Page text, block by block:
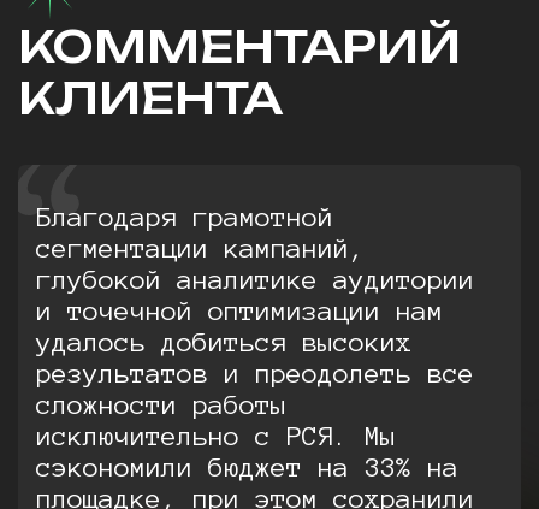
КОММЕНТАРИЙ
КЛИЕНТА
Благодаря грамотной
сегментации кампаний,
глубокой аналитике аудитории
и точечной оптимизации нам
удалось добиться высоких
результатов и преодолеть все
сложности работы
исключительно с РСЯ. Мы
сэкономили бюджет на 33% на
площадке, при этом сохранили